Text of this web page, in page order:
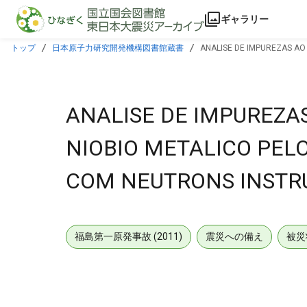
本文に飛ぶ
ギャラリー
トップ 日本原子力研究開発機構図書館蔵書 ANALISE DE IMPUREZAS
ANALISE DE
NIOBIO METALICO
COM NEUTRONS
福島第一原発事故 (2011) 震災への備え 被災